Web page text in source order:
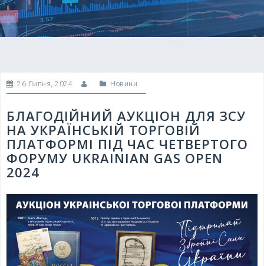
26 Липня, 2024 Новини
БЛАГОДІЙНИЙ АУКЦІОН ДЛЯ ЗСУ
НА УКРАЇНСЬКІЙ ТОРГОВІЙ
ПЛАТФОРМІ ПІД ЧАС ЧЕТВЕРТОГО
ФОРУМУ UKRAINIAN GAS OPEN
2024